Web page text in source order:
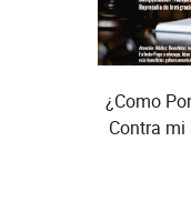
¿Como
Contra